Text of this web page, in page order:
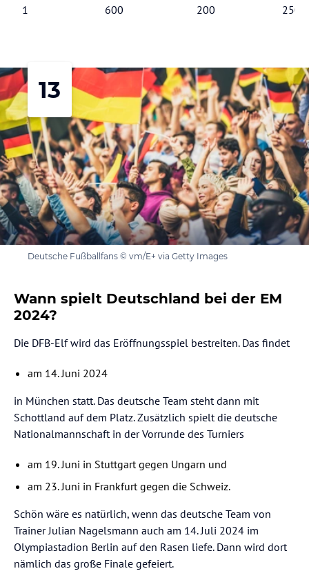
1
600 200 250
13
Deutsche Fußballfans © vm/E+ via Getty Images
Wann spielt Deutschland bei der EM
2024?
Die DFB-Elf wird das Eröffnungsspiel bestreiten. Das findet
am 14. Juni 2024
in München statt. Das deutsche Team steht dann mit
Schottland auf dem Platz. Zusätzlich spielt die deutsche
Nationalmannschaft in der Vorrunde des Turniers
am 19. Juni in Stuttgart gegen Ungarn und
am 23. Juni in Frankfurt gegen die Schweiz.
Schön wäre es natürlich, wenn das deutsche Team von
Trainer Julian Nagelsmann auch am 14. Juli 2024 im
Olympiastadion Berlin auf den Rasen liefe. Dann wird dort
nämlich das große Finale gefeiert.